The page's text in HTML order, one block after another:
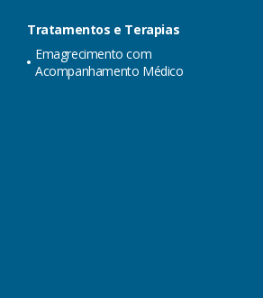
Tratamentos e Terapias
Emagrecimento com
Acompanhamento Médico